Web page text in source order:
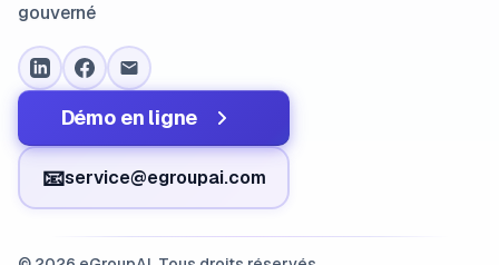
gouverné
Démo en ligne
📧service@egroupai.com